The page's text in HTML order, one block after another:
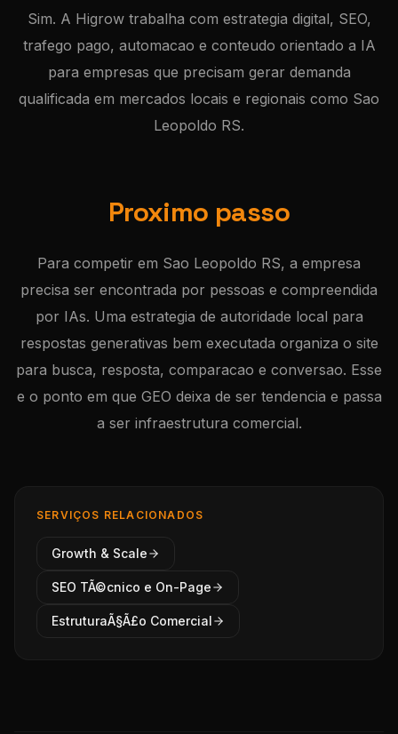
Sim. A Higrow trabalha com estrategia digital, SEO,
trafego pago, automacao e conteudo orientado a IA
para empresas que precisam gerar demanda
qualificada em mercados locais e regionais como Sao
Leopoldo RS.
Proximo passo
Para competir em Sao Leopoldo RS, a empresa
precisa ser encontrada por pessoas e compreendida
por IAs. Uma estrategia de autoridade local para
respostas generativas bem executada organiza o site
para busca, resposta, comparacao e conversao. Esse
e o ponto em que GEO deixa de ser tendencia e passa
a ser infraestrutura comercial.
SERVIÇOS RELACIONADOS
Growth & Scale
SEO TÃ©cnico e On-Page
EstruturaÃ§Ã£o Comercial